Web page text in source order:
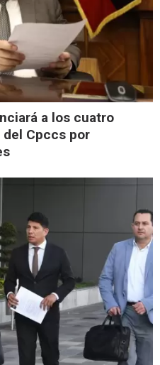
a los cuatro
Cpccs por